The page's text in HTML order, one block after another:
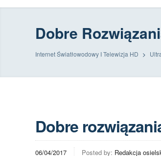
Dobre
Internet Światłowodowy I Telewizja HD >
Dobre
06/04/2017 Posted by: Redakcja